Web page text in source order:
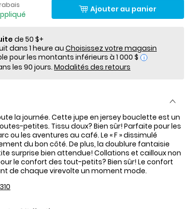
de rabais
par le fabricant Ajouter au panier
de 50 $+
dans 1 heure auChoisissez votre magasin
i
les 90 jours.Modalités des retours
la journée. Cette jupe en jersey bouclette est un
petites. Tissu doux? Bien sûr! Parfaite pour les
ou les aventures au café. Le « F » dissimulé
du bon côté. De plus, la doublure fantaisie
surprise bien attendue! Collations et cailloux non
le confort des tout-petits? Bien sûr! Le confort
de chaque virevolte un moment mode.